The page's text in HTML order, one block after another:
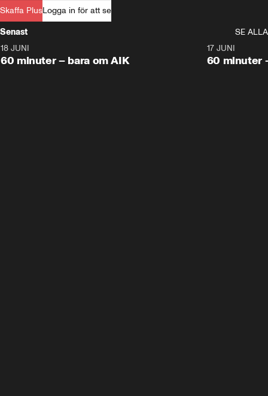
Skaffa PlusLogga in för att se
Senast
SE ALLA
Plus
18 JUNI
60 minuter – bara om AIK
Plus
17 JUNI
60 minuter